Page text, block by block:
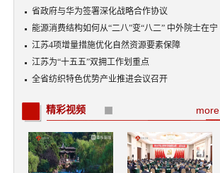
省政府与华为签署深化战略合作协议
能源消费结构如何从“二八”变“八二” 中外院士在宁
探讨新型能源体系建设
江苏4项增量措施优化自然资源要素保障
江苏为“十五五”双拥工作划重点
全省纺织特色优势产业推进会议召开
more
精彩视频